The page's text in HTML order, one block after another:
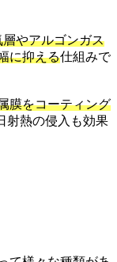
やアルゴンガス
に抑える仕組みで
膜をコーティング
射熱の侵入も効果